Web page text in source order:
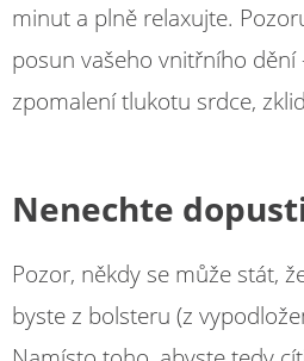
minut a plně relaxujte.
posun vašeho vnitřního
zpomalení tlukotu srdce,
Nenechte
Pozor, někdy se může stát,
byste z bolsteru (z